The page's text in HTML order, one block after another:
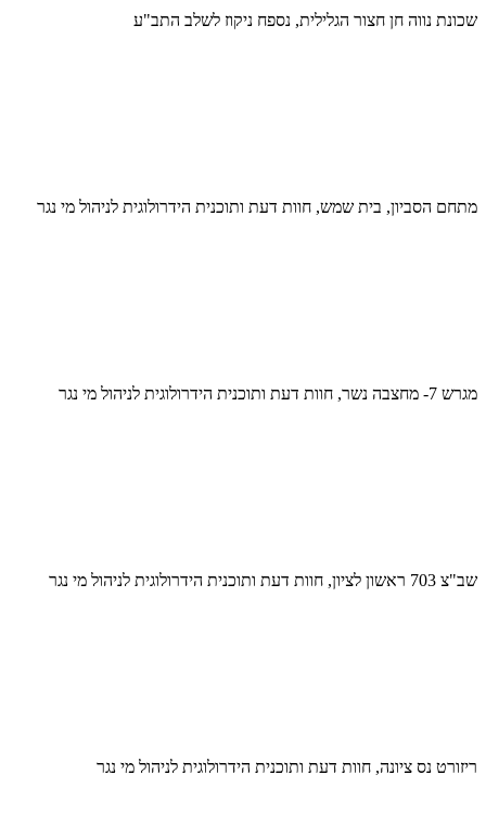
שכונת נווה חן חצור הגלילית, נספח ניקוז לשלב התב"ע
מתחם הסביון, בית שמש, חוות דעת ותוכנית הידרולוגית לניהול מי נגר
מגרש 7- מחצבה נשר, חוות דעת ותוכנית הידרולוגית לניהול מי נגר
שב"צ 703 ראשון לציון, חוות דעת ותוכנית הידרולוגית לניהול מי נגר
ריזורט נס ציונה, חוות דעת ותוכנית הידרולוגית לניהול מי נגר